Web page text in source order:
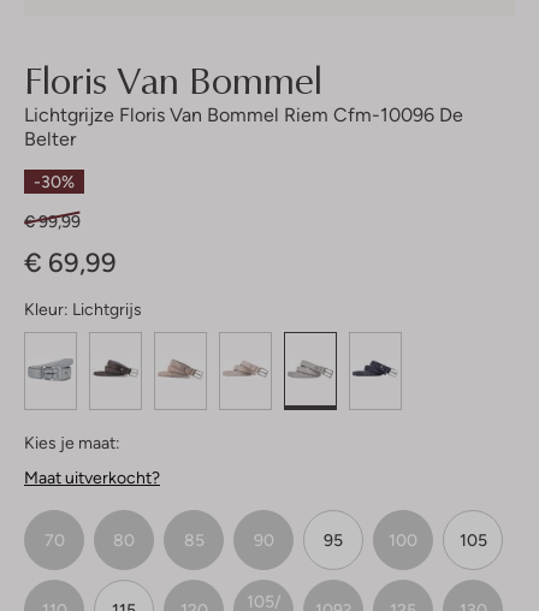
Floris Van Bommel
Lichtgrijze Floris Van Bommel Riem Cfm-10096 De
Belter
-30%
€ 99,99
€ 69,99
Kleur: Lichtgrijs
Kies je maat:
Maat uitverkocht?
70 80 85 90 95 100 105
105/